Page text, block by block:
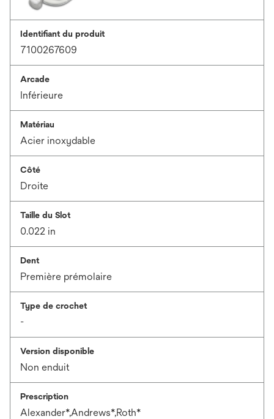
Identifiant du produit
7100267609
Arcade
Inférieure
Matériau
Acier inoxydable
Côté
Droite
Taille du Slot
0.022 in
Dent
Première prémolaire
Type de crochet
-
Version disponible
Non enduit
Prescription
Alexander*,Andrews*,Roth*